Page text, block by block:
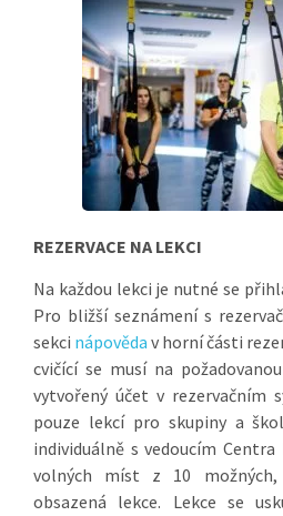
REZERVACE NA LEKCI
Na každou lekci je nutné se
Pro bližší seznámení s
sekci nápověda v horní části
cvičící se musí na
vytvořený účet v rezervačním
pouze lekcí pro skupiny a
individuálně s vedoucím Centra
volných míst z 10
obsazená lekce. Lekce se